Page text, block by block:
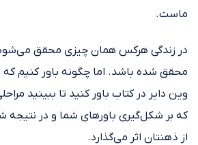
ماست.
در زندگی هرکس همان چیزی محقق می‌شود
محقق شده باشد. اما چگونه باور کنیم که
وین دایر در کتاب باور کنید تا ببینید
که بر شکل‌گیری باورهای شما و در نتیجه
از ذهنتان اثر می‌گذارد.